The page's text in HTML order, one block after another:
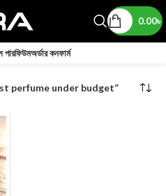
0.00৳
পারফিউমঅর্ডার কনফার্ম
perfume under budget”